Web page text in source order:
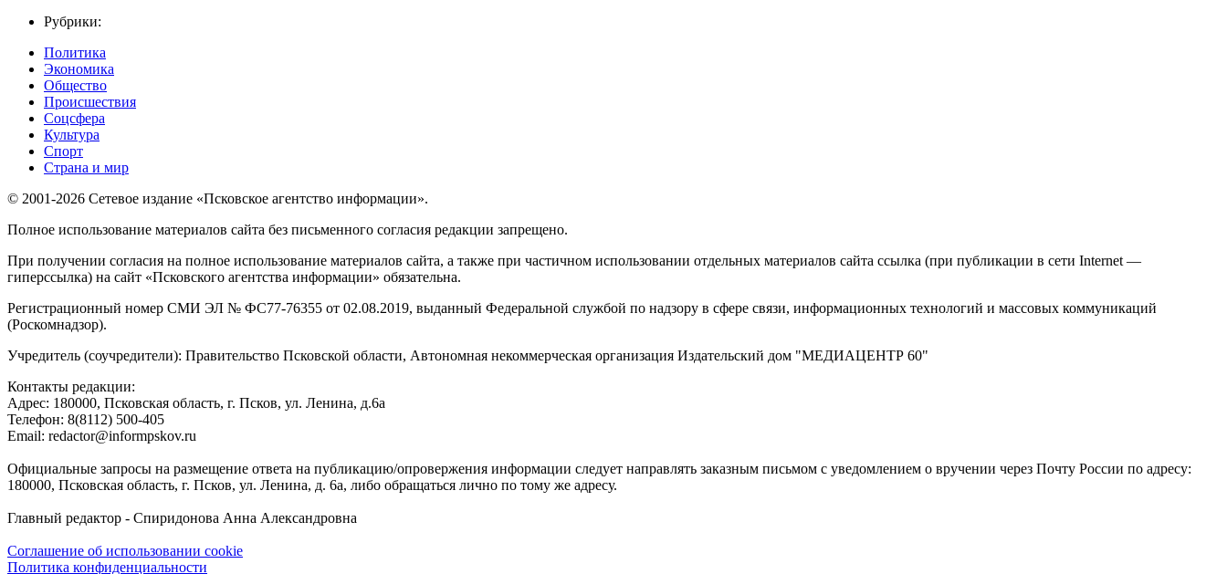
Рубрики:
Политика
Экономика
Общество
Происшествия
Соцсфера
Культура
Спорт
Страна и мир
© 2001-2026 Сетевое издание «Псковское агентство информации».
Полное использование материалов сайта без письменного согласия редакции запрещено.
При получении согласия на полное использование материалов сайта, а также при частичном использовании отдельных материалов сайта ссылка (при публикации в сети Internet —
гиперссылка) на сайт «Псковского агентства информации» обязательна.
Регистрационный номер СМИ ЭЛ № ФС77-76355 от 02.08.2019, выданный Федеральной службой по надзору в сфере связи, информационных технологий и массовых коммуникаций
(Роскомнадзор).
Учредитель (соучредители): Правительство Псковской области, Автономная некоммерческая организация Издательский дом "МЕДИАЦЕНТР 60"
Контакты редакции:
Адреc: 180000, Псковская область, г. Псков, ул. Ленина, д.6а
Телефон: 8(8112) 500-405
Email: redactor@informpskov.ru
Официальные запросы на размещение ответа на публикацию/опровержения информации следует направлять заказным письмом с уведомлением о вручении через Почту России по адресу:
180000, Псковская область, г. Псков, ул. Ленина, д. 6а, либо обращаться лично по тому же адресу.
Главный редактор - Спиридонова Анна Александровна
Соглашение об использовании cookie
Политика конфиденциальности